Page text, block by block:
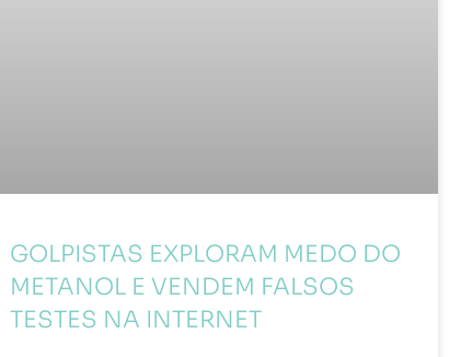
GOLPISTAS EXPLORAM MEDO DO
METANOL E VENDEM FALSOS
TESTES NA INTERNET